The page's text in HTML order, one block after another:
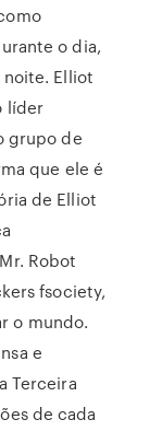
o dia,
Elliot
líder
grupo de
que ele é
de Elliot
Robot
fsociety,
o mundo.
e
Terceira
de cada